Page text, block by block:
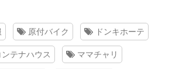
原付バイク ドンキホーテ
ンテナハウス ママチャリ